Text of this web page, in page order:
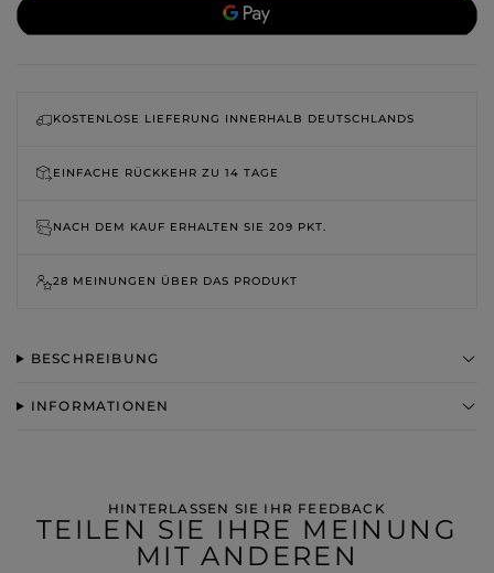
KOSTENLOSE LIEFERUNG INNERHALB DEUTSCHLANDS
EINFACHE RÜCKKEHR ZU 14 TAGE
NACH DEM KAUF ERHALTEN SIE 209 PKT.
28 MEINUNGEN ÜBER DAS PRODUKT
BESCHREIBUNG
INFORMATIONEN
HINTERLASSEN SIE IHR FEEDBACK
TEILEN SIE IHRE MEINUNG
MIT ANDEREN